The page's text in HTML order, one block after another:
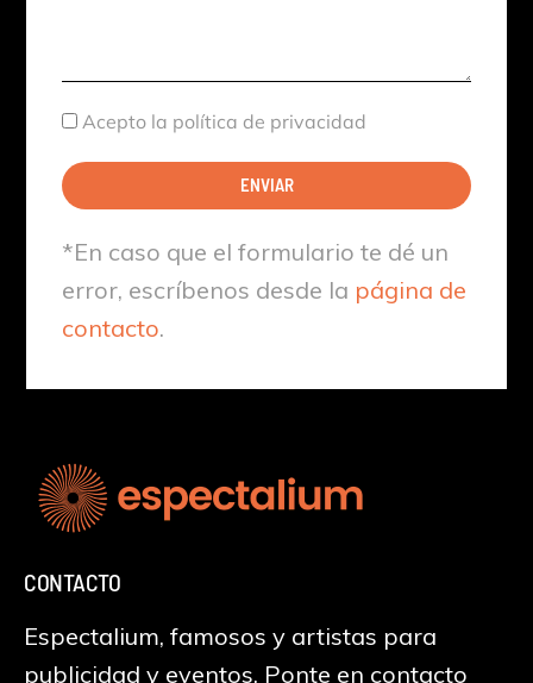
Aceptación
Acepto la política de privacidad
ENVIAR
*En caso que el formulario te dé un
error, escríbenos desde la página de
contacto.
CONTACTO
Espectalium, famosos y artistas para
publicidad y eventos. Ponte en contacto